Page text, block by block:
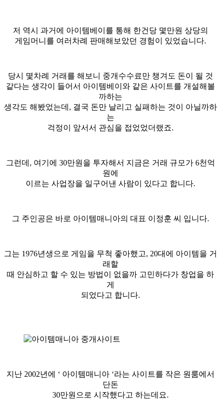
저 역시 과거에 아이템베이를 통해 한건당 몇만원 상당의
게임머니를 여러차례 판매해보았던 경험이 있었습니다.
당시 몇차례 거래를 해보니 중개수수료만 챙겨도 돈이 될 것
같다는 생각이 들어서 아이템베이와 같은 사이트를 개설해볼
까하는
생각도 해봤었는데, 결국 돈만 날리고 실패하는 것이 아닐까하
는
걱정이 앞서서 관심을 접었었더랬죠.
그런데, 여기에 30만원을 투자해서 지금은 거래 규모가 6천억
원에
이르는 사업장을 일구어낸 사람이 있다고 합니다.
그 주인공은 바로 아이템매니아의 대표 이정훈 씨 입니다.
그는 1976년생으로 게임을 무척 좋아했고, 20대에 아이템을 거
래할
때 안심하고 할 수 있는 방법이 없을까 고민하다가 창업을 하
게
되었다고 합니다.
지난 2002년에 ‘ 아이템매니아 ‘라는 사이트를 작은 원룸에서
단돈
30만원으로 시작했다고 하는데요.